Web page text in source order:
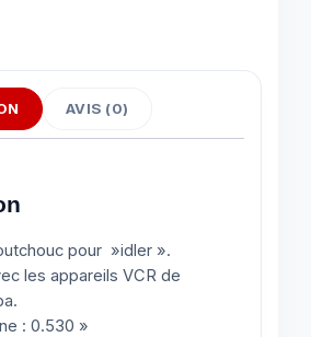
AVIS (0)
pour »idler ».
les appareils VCR de
: 0.530 »